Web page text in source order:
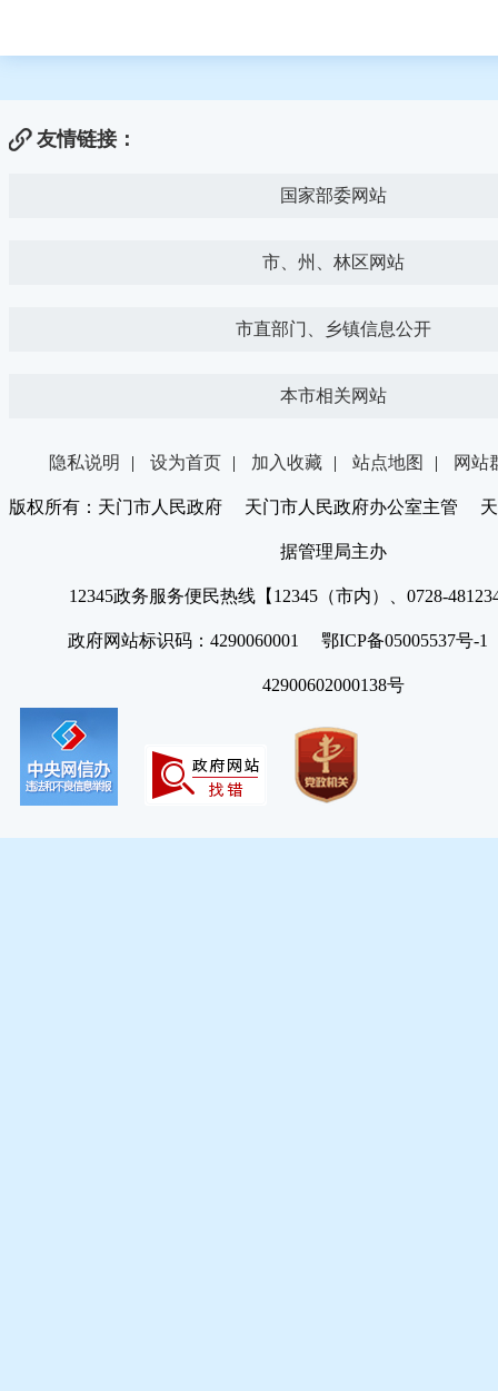
友情链接：
国家部委网站
市、州、林区网站
市直部门、乡镇信息公开
本市相关网站
隐私说明 | 设为首页 | 加入收藏 | 站点地图 | 网站
版权所有：天门市人民政府 天门市人民政府办公室主管 天
据管理局主办
12345政务服务便民热线【12345（市内）、0728-
政府网站标识码：4290060001 鄂ICP备05005537号
42900602000138号